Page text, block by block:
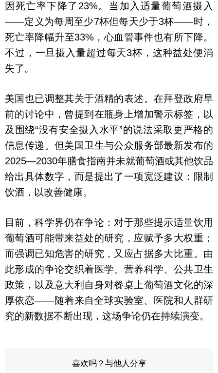
因死亡率下降了23%。当加入适量葡萄酒摄入
——定义为每周至少7杯但每天少于3杯——时，
死亡率降幅升至33%，心血管事件也有所下降。
不过，一旦摄入量超过每天3杯，这种益处便消
失了。
美国也已调整其关于酒精的表述。在拜登政府早
前的讨论中，曾提到在瓶身上增加警示标签，以
及围绕“没有安全摄入水平”的说法采取更严格的
信息传递。但美国卫生与公众服务部最新发布的
2025—2030年膳食指南并未就葡萄酒或其他饮品
给出具体数字，而是提出了一项宽泛建议：限制
饮酒，以改善健康。
目前，科学界仍在争论：对于那些提示适量饮用
葡萄酒可能带来益处的研究，应赋予多大权重；
而强调已知危害的研究，又应占据多大比重。由
此形成的争论交织着医学、营养科学、公共卫生
政策，以及意大利自身对餐桌上葡萄酒文化的深
厚依恋——随着来自全球实验室、医院和人群研
究的新数据不断出现，这场争论仍在持续演变。
喜欢吗？与他人分享